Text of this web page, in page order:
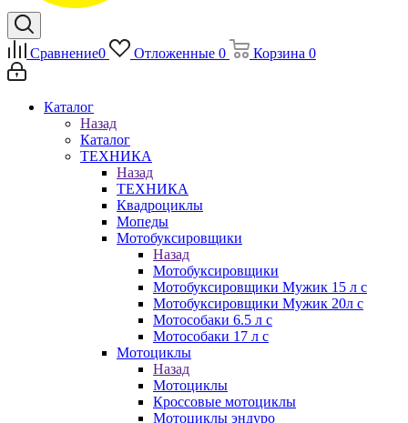
Сравнение0 Отложенные 0 Корзина 0
Каталог
Назад
Каталог
ТЕХНИКА
Назад
ТЕХНИКА
Квадроциклы
Мопеды
Мотобуксировщики
Назад
Мотобуксировщики
Мотобуксировщики Мужик 15 л с
Мотобуксировщики Мужик 20л с
Мотособаки 6.5 л с
Мотособаки 17 л с
Мотоциклы
Назад
Мотоциклы
Кроссовые мотоциклы
Мотоциклы эндуро